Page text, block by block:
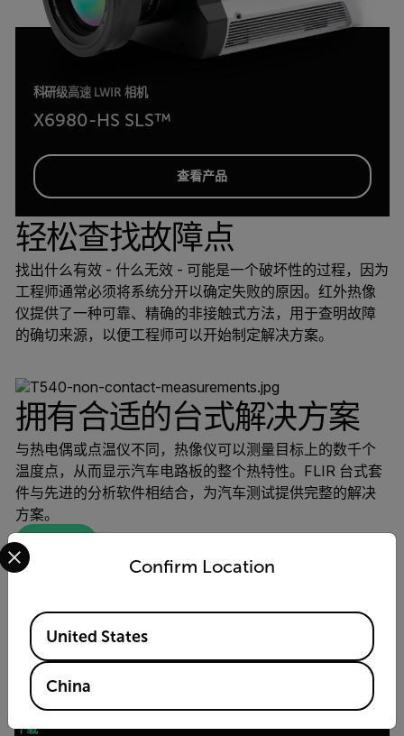
科研级高速 LWIR 相机
X6980-HS SLS™
查看产品
轻松查找故障点
找出什么有效 - 什么无效 - 可能是一个破坏性的过程，因为
工程师通常必须将系统分开以确定失败的原因。红外热像
仪提供了一种可靠、精确的非接触式方法，用于查明故障
的确切来源，以便工程师可以开始制定解决方案。
拥有合适的台式解决方案
与热电偶或点温仪不同，热像仪可以测量目标上的数千个
温度点，从而显示汽车电路板的整个热特性。FLIR 台式套
件与先进的分析软件相结合，为汽车测试提供完整的解决
方案。
相关内容
下载
Confirm Location
Select your preferred country and language from the
Available Locations
United States
China